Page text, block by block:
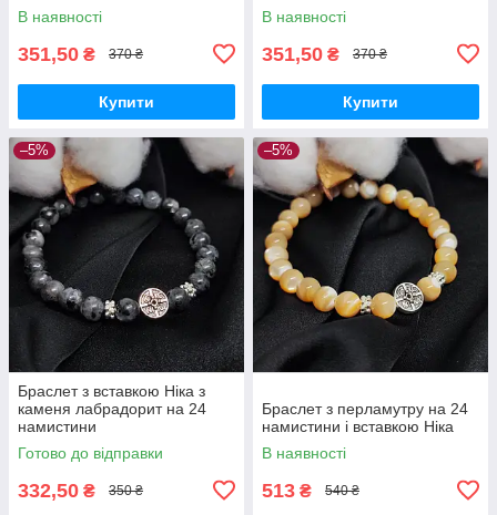
В наявності
351,50 ₴ 370 ₴
Купити
В наявності
351,50 ₴ 370 ₴
Купити
–5%
Браслет з вставкою Ніка з
каменя лабрадорит на 24
намистини
Готово до відправки
332,50 ₴ 350 ₴
–5%
Браслет з перламутру на 24
намистини і вставкою Ніка
В наявності
513 ₴ 540 ₴